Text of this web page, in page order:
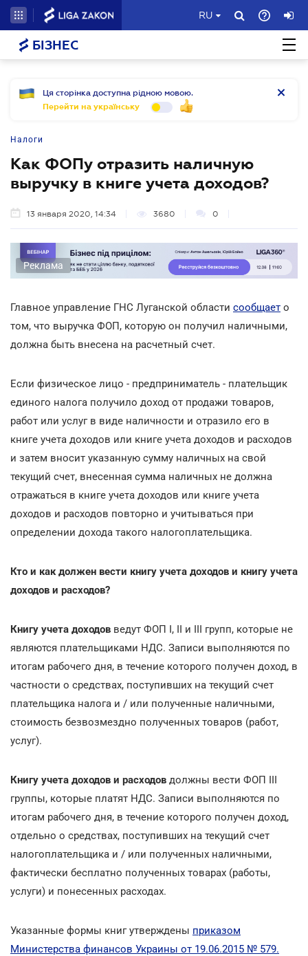
RU
БІЗНЕС
Ця сторінка доступна рідною мовою.
Перейти на українську
Налоги
Как ФОПу отразить наличную
выручку в книге учета доходов?
13 января 2020, 14:34 3680 0
Реклама
Главное управление ГНС Луганской области сообщает о
том, что выручка ФОП, которую он получил наличными,
должна быть внесена на расчетный счет.
Если физическое лицо - предприниматель - плательщик
единого налога получило доход от продажи товаров,
работ или услуг в виде наличности и отразило его в
книге учета доходов или книге учета доходов и расходов
и затем вносит указанную сумму наличных на свой
текущий счет, внесенная сумма наличных не должна
отражаться в книге учета доходов или книге учета
доходов и расходов повторно и учитываться при
определении дохода такого налогоплательщика.
Кто и как должен вести книгу учета доходов и книгу учета
доходов и расходов?
Книгу учета доходов ведут ФОП I, II и III групп, которые не
являются плательщиками НДС. Записи выполняются по
итогам рабочего дня, в течение которого получен доход, в
частности о средствах, поступивших на текущий счет
плательщика налога и / или полученные наличными,
стоимость безвозмездно полученных товаров (работ,
услуг).
Книгу учета доходов и расходов должны вести ФОП III
группы, которые платят НДС. Записи выполняются по
итогам рабочего дня, в течение которого получен доход,
отдельно о средствах, поступивших на текущий счет
налогоплательщика и / или полученных наличными,
фактически бесплатно полученных товарах (работы,
услуги) и понесенных расходах.
Указанные формы книг утверждены приказом
Министерства финансов Украины от 19.06.2015 № 579.